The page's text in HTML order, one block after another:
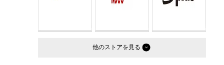
他のストア